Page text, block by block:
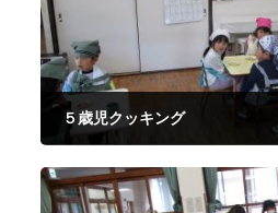
５歳児クッキング